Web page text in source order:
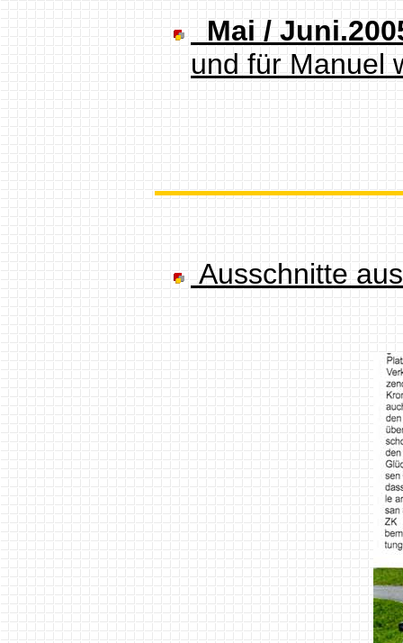
Mai /
und für Manuel
Ausschnitte aus